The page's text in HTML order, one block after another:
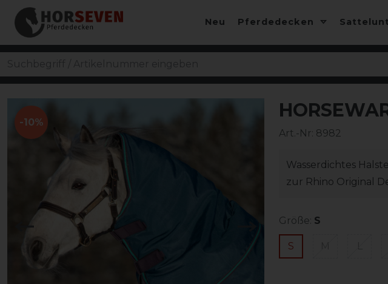
Neu Pferdedecken
-10%
Art.-Nr: 8982
Wasserdichtes
zur Rhino Original
Größe: S
S